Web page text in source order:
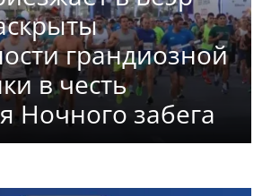
грандиозной
в честь
Ночного забега